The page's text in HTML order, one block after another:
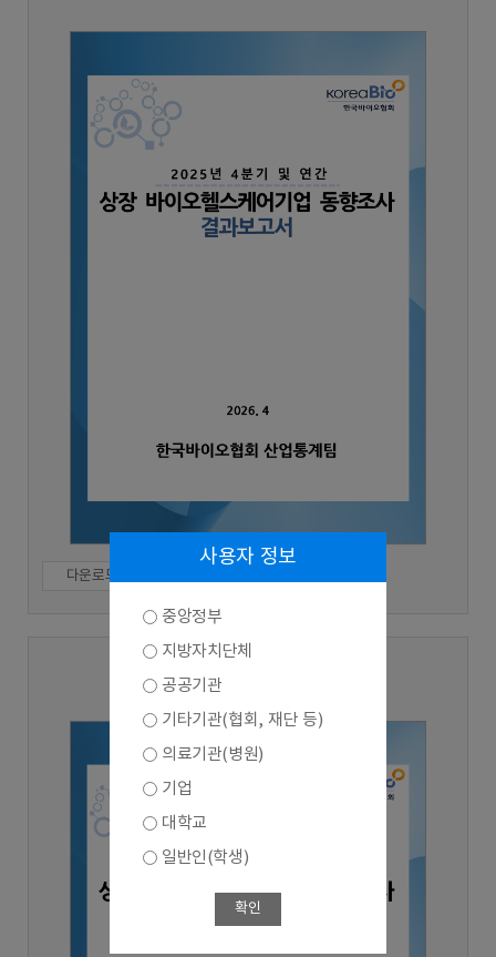
다운로드
2025년 3분기
사용자 정보
중앙정부
지방자치단체
공공기관
기타기관(협회, 재단 등)
의료기관(병원)
기업
대학교
일반인(학생)
확인